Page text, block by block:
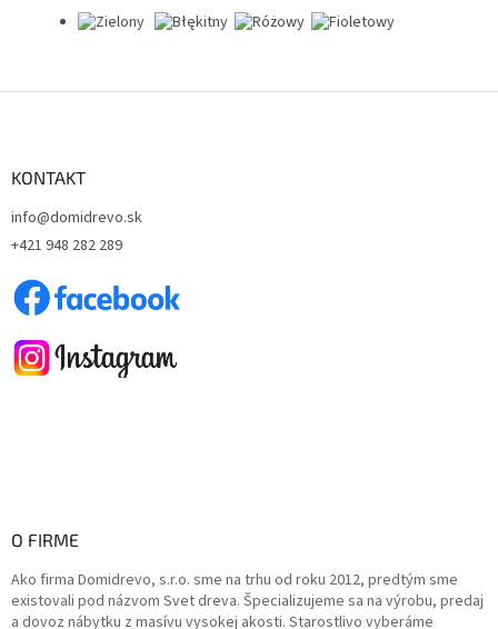
KONTAKT
info@domidrevo.sk
+421 948 282 289
O FIRME
Ako firma Domidrevo, s.r.o. sme na trhu od roku 2012, predtým sme
existovali pod názvom Svet dreva. Špecializujeme sa na výrobu, predaj
a dovoz nábytku z masívu vysokej akosti. Starostlivo vyberáme